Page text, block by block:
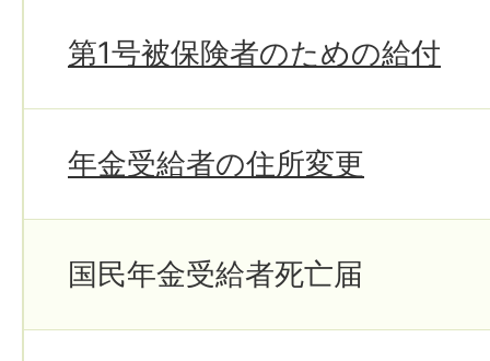
第1号被保険者のための給付
年金受給者の住所変更
国民年金受給者死亡届